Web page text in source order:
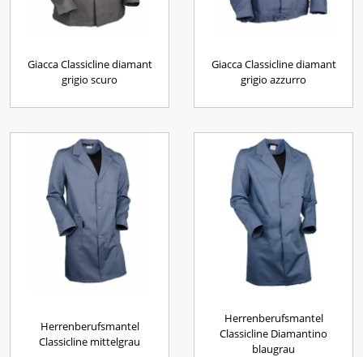
Giacca Classicline diamant
grigio scuro
Giacca Classicline diamant
grigio azzurro
Herrenberufsmantel
Classicline mittelgrau
Herrenberufsmantel
Classicline Diamantino
blaugrau